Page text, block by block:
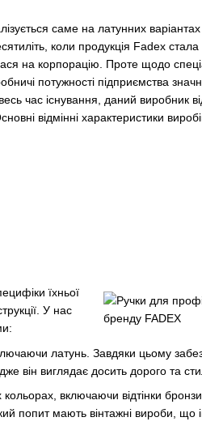
саме на латунних варіантах
коли продукція Fadex
на корпорацію. Проте щодо
потужності підприємства
час існування, даний виробник
відмінні характеристики
їхньої
У нас
латунь. Завдяки цьому
він виглядає досить дорого та
включаючи відтінки
попит мають вінтажні вироби, що